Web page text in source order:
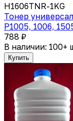
H1606TNR-1KG
Тонер
P1005, 1006,
788 ₽
В наличии: 100+
Купить